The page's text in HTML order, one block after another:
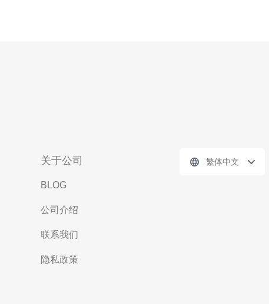
关于公司
BLOG
公司介绍
联系我们
隐私政策
繁体中文